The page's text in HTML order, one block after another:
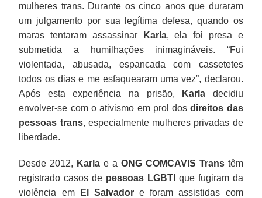
mulheres trans. Durante os cinco anos que duraram
um julgamento por sua legítima defesa, quando os
maras tentaram assassinar
Karla, ela foi presa e
submetida a humilhações inimagináveis. “Fui
violentada, abusada, espancada com cassetetes
todos os dias e me esfaquearam uma vez”, declarou.
Após esta experiência na prisão,
Karla decidiu
envolver-se com o ativismo em prol dosdireitos das
pessoas trans, especialmente mulheres privadas de
liberdade.
Desde 2012, Karla e a ONG COMCAVIS Transtêm
registrado casos de pessoas LGBTI que fugiram da
violência em
El Salvadore foram assistidas com